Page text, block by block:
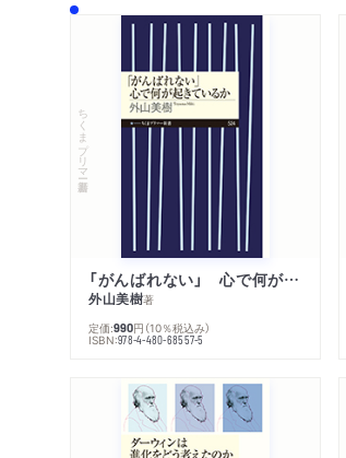
ちくまプリマー新書
「がんばれない」 心で何が起きているか
外山美樹著
定価:990円 （10％税込み）
ISBN:978-4-480-68557-5